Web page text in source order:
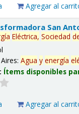
Agregar al
San
Eléctrica, Sociedad
Agua y energía
Ítems disponibles
Agregar al